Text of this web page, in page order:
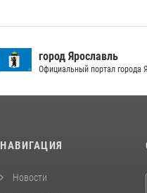
город Ярославль
Официальный портал города
НАВИГАЦИЯ
Новости